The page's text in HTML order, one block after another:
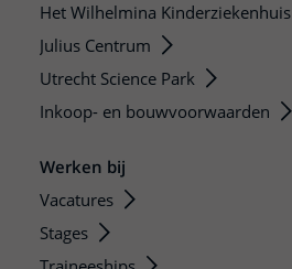
Het Wilhelmina Kinderziekenhuis
Julius Centrum
Utrecht Science Park
Inkoop- en bouwvoorwaarden
Werken bij
Vacatures
Stages